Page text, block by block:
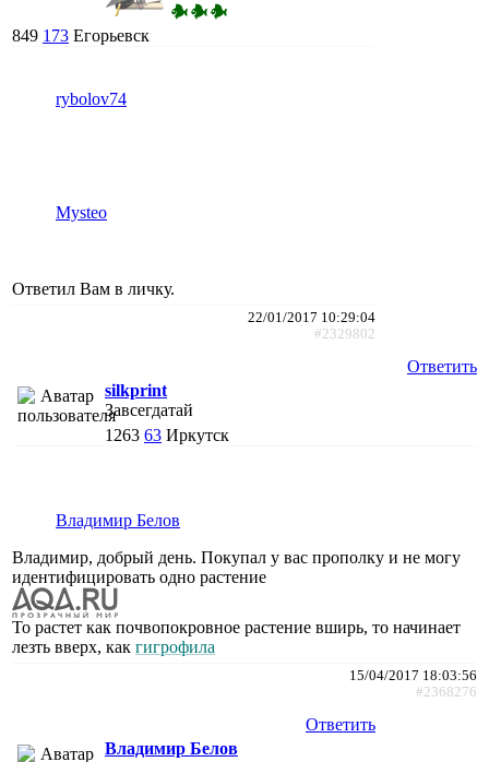
849 173 Егорьевск
rybolov74
Mysteo
Ответил Вам в личку.
22/01/2017 10:29:04
#2329802
Ответить
silkprint
Завсегдатай
1263 63 Иркутск
Владимир Белов
Владимир, добрый день. Покупал у вас прополку и не могу
идентифицировать одно растение
То растет как почвопокровное растение вширь, то начинает
лезть вверх, как гигрофила
15/04/2017 18:03:56
#2368276
Ответить
Владимир Белов